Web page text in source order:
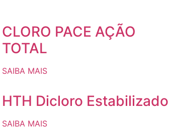
CLORO PACE AÇÃO
TOTAL
SAIBA MAIS
HTH Dicloro Estabilizado
SAIBA MAIS